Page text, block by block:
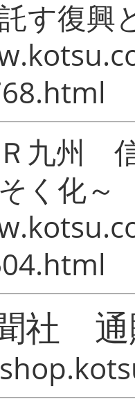
す復興
九州 信
く化～
社